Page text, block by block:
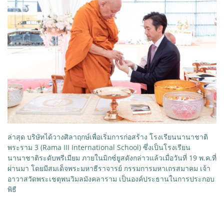
ล่าสุด บริษัทได้วางศิลาฤกษ์เพื่อเริ่มการก่อสร้าง โรงเรียนนานาชาติ
พระราม 3 (Rama III International School) ซึ่งเป็นโรงเรียน
นานาชาติระดับพรีเมียม ภายในมิกซ์ยูสดังกล่าวแล้วเมื่อวันที่ 19 พ.ค.ที่
ผ่านมา โดยมีสมเด็จพระมหาธีราจารย์ กรรมการมหาเถรสมาคม เจ้า
อาวาสวัดพระเชตุพนวิมลมังคลาราม เป็นองค์ประธานในการประกอบ
พิธี